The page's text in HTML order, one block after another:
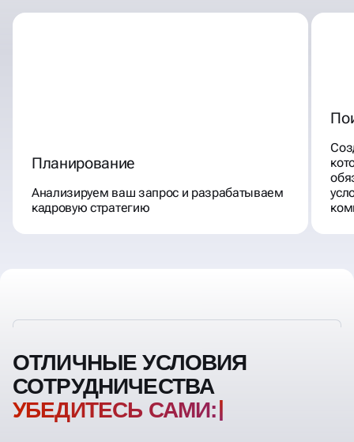
Планирование
Анализируем ваш запрос и разрабатываем
кадровую стратегию
ОТЛИЧНЫЕ УСЛОВИЯ
СОТРУДНИЧЕСТВА
УБЕДИТЕСЬ САМИ: